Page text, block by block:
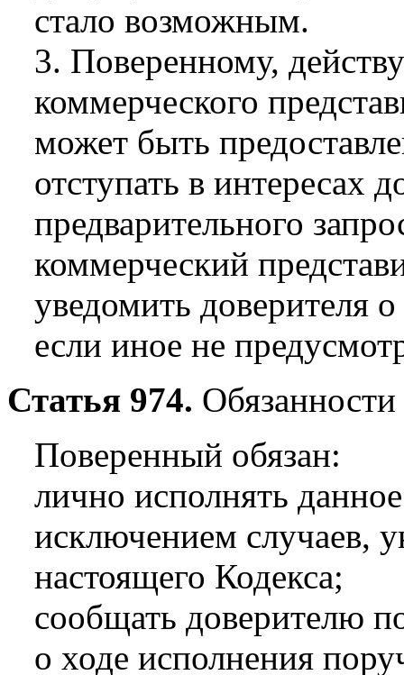
стало возможным.
3. Поверенному,
коммерческого
может быть
отступать в интересах
предварительного
коммерческий
уведомить доверителя
если иное не
Статья 974.
Поверенный обязан:
лично исполнять
исключением случаев,
настоящего Кодекса;
сообщать доверителю
о ходе исполнения